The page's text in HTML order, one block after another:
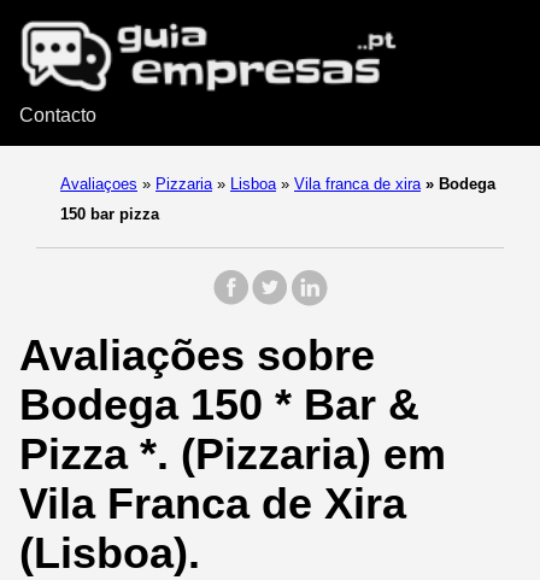
Contacto
Avaliaçoes » Pizzaria » Lisboa » Vila franca de xira » Bodega
150 bar pizza
Avaliações sobre
Bodega 150 * Bar &
Pizza *. (Pizzaria) em
Vila Franca de Xira
(Lisboa).